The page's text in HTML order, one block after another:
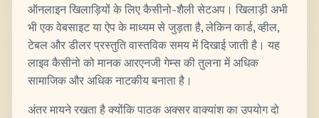
ऑनलाइन खिलाड़ियों के लिए कैसीनो-शैली सेटअप। खिलाड़ी अभी
भी एक वेबसाइट या ऐप के माध्यम से जुड़ता है, लेकिन कार्ड, व्हील,
टेबल और डीलर प्रस्तुति वास्तविक समय में दिखाई जाती है। यह
लाइव कैसीनो को मानक आरएनजी गेम्स की तुलना में अधिक
सामाजिक और अधिक नाटकीय बनाता है।
अंतर मायने रखता है क्योंकि पाठक अक्सर वाक्यांश का उपयोग दो